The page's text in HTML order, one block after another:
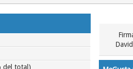
del total)